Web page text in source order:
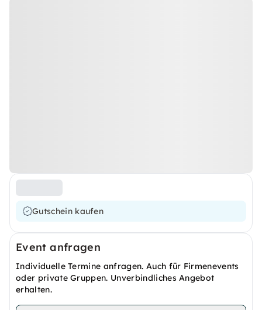
Gutschein kaufen
Event anfragen
Individuelle Termine anfragen. Auch für Firmenevents
oder private Gruppen. Unverbindliches Angebot
erhalten.